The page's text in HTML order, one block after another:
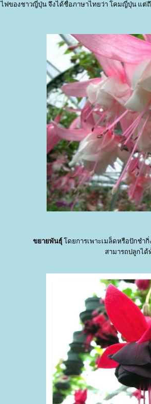
ไฟของชาวญี่ปุ่น จึงได้ชื่อภาษาไทยว่า โคมญี่ปุ่น แต่
ขยายพันธุ์ดยการเพาะเมล็ดหรือปักชำกิ่
สามารถปลูกไ